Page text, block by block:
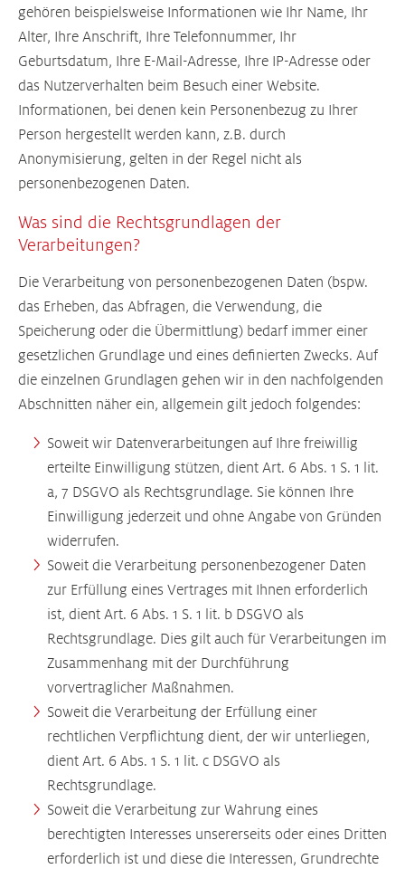
gehören beispielsweise Informationen wie Ihr Name, Ihr
Alter, Ihre Anschrift, Ihre Telefonnummer, Ihr
Geburtsdatum, Ihre E-Mail-Adresse, Ihre IP-Adresse oder
das Nutzerverhalten beim Besuch einer Website.
Informationen, bei denen kein Personenbezug zu Ihrer
Person hergestellt werden kann, z.B. durch
Anonymisierung, gelten in der Regel nicht als
personenbezogenen Daten.
Was sind die Rechtsgrundlagen der
Verarbeitungen?
Die Verarbeitung von personenbezogenen Daten (bspw.
das Erheben, das Abfragen, die Verwendung, die
Speicherung oder die Übermittlung) bedarf immer einer
gesetzlichen Grundlage und eines definierten Zwecks. Auf
die einzelnen Grundlagen gehen wir in den nachfolgenden
Abschnitten näher ein, allgemein gilt jedoch folgendes:
Soweit wir Datenverarbeitungen auf Ihre freiwillig
erteilte Einwilligung stützen, dient Art. 6 Abs. 1 S. 1 lit.
a, 7 DSGVO als Rechtsgrundlage. Sie können Ihre
Einwilligung jederzeit und ohne Angabe von Gründen
widerrufen.
Soweit die Verarbeitung personenbezogener Daten
zur Erfüllung eines Vertrages mit Ihnen erforderlich
ist, dient Art. 6 Abs. 1 S. 1 lit. b DSGVO als
Rechtsgrundlage. Dies gilt auch für Verarbeitungen im
Zusammenhang mit der Durchführung
vorvertraglicher Maßnahmen.
Soweit die Verarbeitung der Erfüllung einer
rechtlichen Verpflichtung dient, der wir unterliegen,
dient Art. 6 Abs. 1 S. 1 lit. c DSGVO als
Rechtsgrundlage.
Soweit die Verarbeitung zur Wahrung eines
berechtigten Interesses unsererseits oder eines Dritten
erforderlich ist und diese die Interessen, Grundrechte